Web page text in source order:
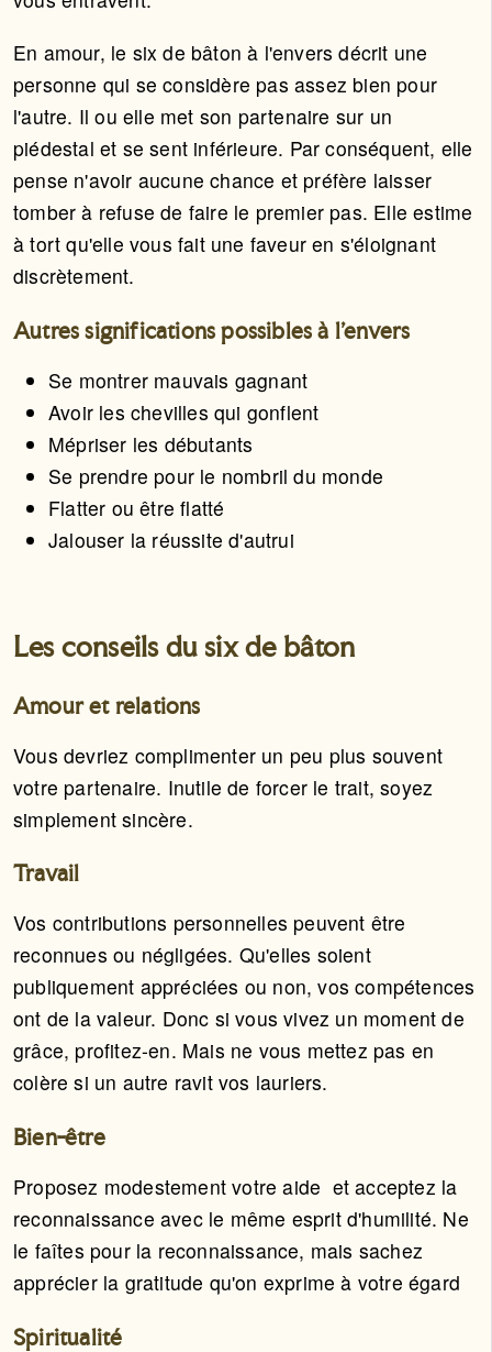
En amour, le six de bâton à l'envers décrit une
personne qui se considère pas assez bien pour
l'autre. Il ou elle met son partenaire sur un
piédestal et se sent inférieure. Par conséquent, elle
pense n'avoir aucune chance et préfère laisser
tomber à refuse de faire le premier pas. Elle estime
à tort qu'elle vous fait une faveur en s'éloignant
discrètement.
Autres significations possibles à l'envers
Se montrer mauvais gagnant
Avoir les chevilles qui gonflent
Mépriser les débutants
Se prendre pour le nombril du monde
Flatter ou être flatté
Jalouser la réussite d'autrui
Les conseils du six de bâton
Amour et relations
Vous devriez complimenter un peu plus souvent
votre partenaire. Inutile de forcer le trait, soyez
simplement sincère.
Travail
Vos contributions personnelles peuvent être
reconnues ou négligées. Qu'elles soient
publiquement appréciées ou non, vos compétences
ont de la valeur. Donc si vous vivez un moment de
grâce, profitez-en. Mais ne vous mettez pas en
colère si un autre ravit vos lauriers.
Bien-être
Proposez modestement votre aide et acceptez la
reconnaissance avec le même esprit d'humilité. Ne
le faîtes pour la reconnaissance, mais sachez
apprécier la gratitude qu'on exprime à votre égard
Spiritualité